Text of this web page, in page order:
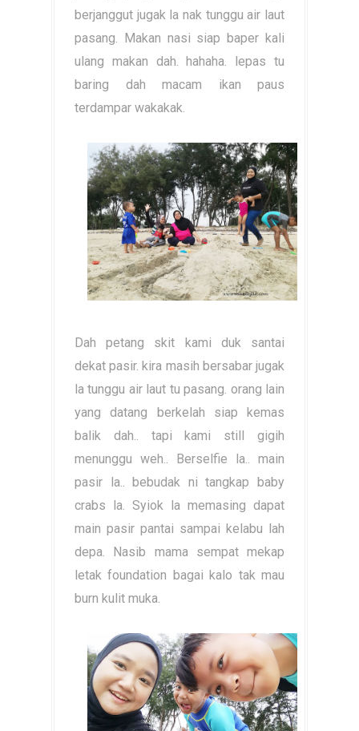
berjanggut jugak la nak tunggu air laut
pasang. Makan nasi siap baper kali
ulang makan dah. hahaha. lepas tu
baring dah macam ikan paus
terdampar wakakak.
Dah petang skit kami duk santai
dekat pasir. kira masih bersabar jugak
la tunggu air laut tu pasang. orang lain
yang datang berkelah siap kemas
balik dah.. tapi kami still gigih
menunggu weh.. Berselfie la.. main
pasir la.. bebudak ni tangkap baby
crabs la. Syiok la memasing dapat
main pasir pantai sampai kelabu lah
depa. Nasib mama sempat mekap
letak foundation bagai kalo tak mau
burn kulit muka.